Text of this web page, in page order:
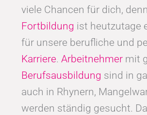
viele Chancen für dich, denn
Fortbildung ist heutzutage
für unsere berufliche und
Karriere. Arbeitnehmer mit
Berufsausbildung sind in
auch in Rhynern,
werden ständig gesucht.